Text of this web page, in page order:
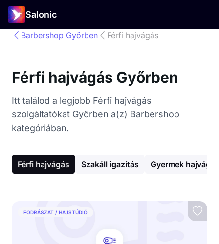
Salonic
Barbershop Győrben Férfi hajvágás
Férfi hajvágás Győrben
Itt találod a legjobb Férfi hajvágás
szolgáltatókat Győrben a(z) Barbershop
kategóriában.
Férfi hajvágás Szakáll igazítás Gyermek hajvágás
FODRÁSZAT / HAJSTÚDIÓ